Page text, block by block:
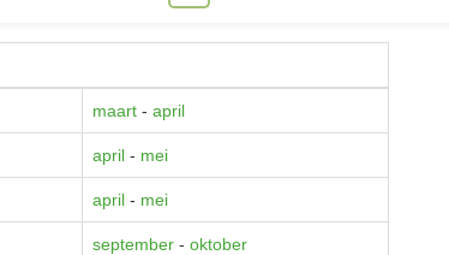
maart -april
april - mei
april - mei
september -oktober